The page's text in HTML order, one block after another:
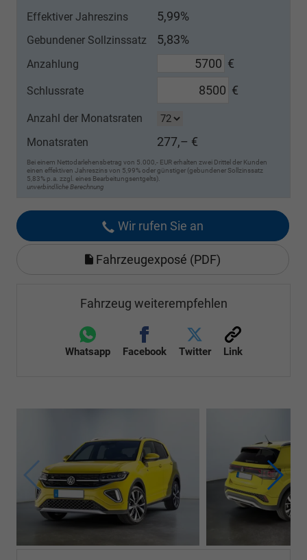
Effektiver Jahreszins 5,99%
Gebundener Sollzinssatz 5,83%
Anzahlung €
Schlussrate €
Anzahl der Monatsraten
Monatsraten
277,– €
Bei einem Nettodarlehensbetrag von 5.000,- EUR erhalten zwei Drittel der Kunden
einen effektiven Jahreszins von 5,99% oder günstiger (gebundener Sollzinssatz
5,83% p.a. zzgl. eines Bearbeitungsentgelts).
unverbindliche Berechnung
Wir rufen Sie an
Fahrzeugexposé (PDF)
Fahrzeug weiterempfehlen
Whatsapp Facebook Twitter Link